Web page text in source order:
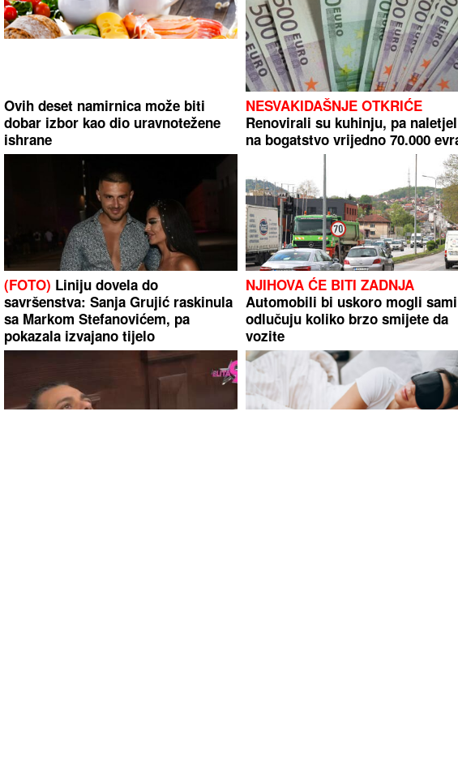
Ovih deset namirnica može biti
dobar izbor kao dio uravnotežene
ishrane
NESVAKIDAŠNJE OTKRIĆE
Renovirali su kuhinju, pa
na bogatstvo vrijedno 70.000
(FOTO) Liniju dovela do
savršenstva: Sanja Grujić raskinula
sa Markom Stefanovićem, pa
pokazala izvajano tijelo
NJIHOVA ĆE BITI ZADNJA
Automobili bi uskoro mogli
odlučuju koliko brzo smijete da
vozite